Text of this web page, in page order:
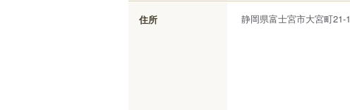
住所 静岡県富士宮市大宮町21-1